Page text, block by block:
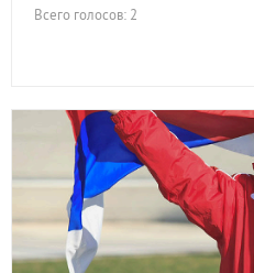
Всего голосов: 2